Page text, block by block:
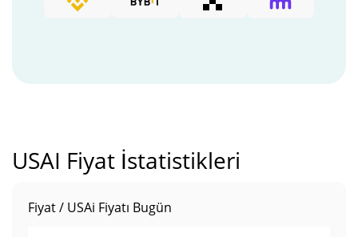
USAI Fiyat İstatistikleri
Fiyat / USAi Fiyatı Bugün